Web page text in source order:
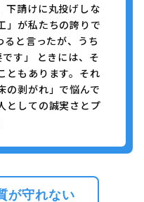
下請けに丸投げしな
」が私たちの誇りで
と言ったが、うち
す」 ときには、そ
ともあります。それ
の剥がれ」で悩んで
としての誠実さとプ
が守れない